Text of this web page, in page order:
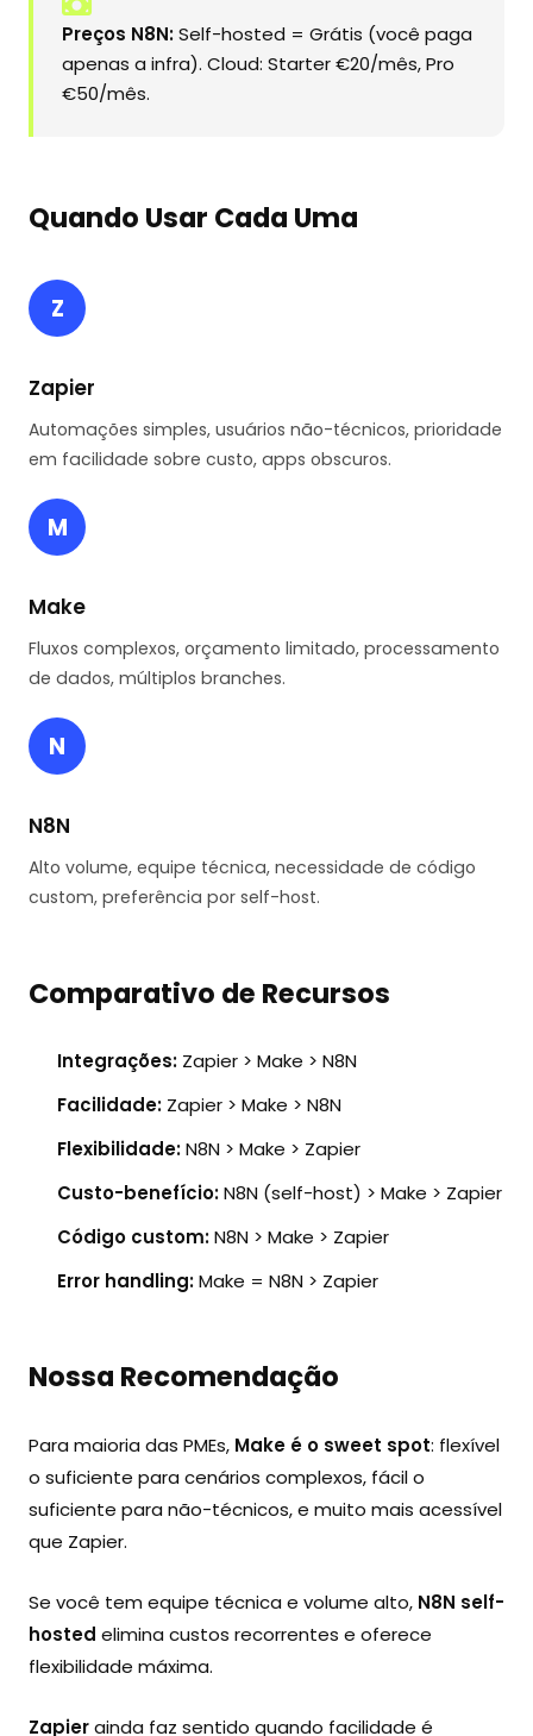
Preços N8N:Self-hosted = Grátis (você paga
apenas a infra). Cloud: Starter €20/mês, Pro
€50/mês.
Quando Usar Cada Uma
Z
Zapier
Automações simples, usuários não-técnicos, prioridade
em facilidade sobre custo, apps obscuros.
M
Make
Fluxos complexos, orçamento limitado, processamento
de dados, múltiplos branches.
N
N8N
Alto volume, equipe técnica, necessidade de código
custom, preferência por self-host.
Comparativo de Recursos
Integrações: Zapier > Make > N8N
Facilidade: Zapier > Make > N8N
Flexibilidade:N8N > Make > Zapier
Custo-benefício:N8N (self-host) > Make > Zapier
Código custom:N8N > Make > Zapier
Error handling:Make = N8N > Zapier
Nossa Recomendação
Para maioria das PMEs, Make é o sweet spot: flexível
o suficiente para cenários complexos, fácil o
suficiente para não-técnicos, e muito mais acessível
que Zapier.
Se você tem equipe técnica e volume alto, N8N self-
hosted elimina custos recorrentes e oferece
flexibilidade máxima.
Zapierainda faz sentido quando facilidade é